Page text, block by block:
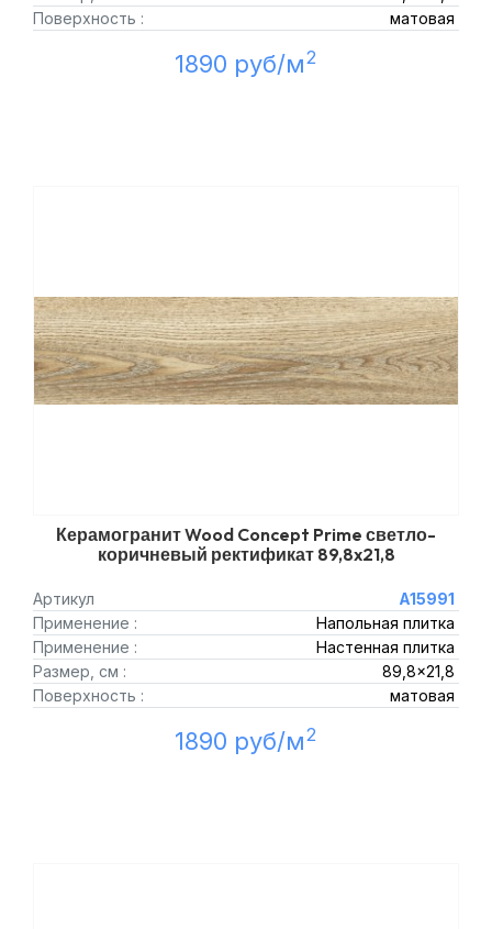
Поверхность :
матовая
1890 руб/м2
Керамогранит Wood Concept Prime светло-
коричневый ректификат 89,8x21,8
Артикул
A15991
Применение :
Напольная плитка
Применение :
Настенная плитка
Размер, см :
89,8x21,8
Поверхность :
матовая
1890 руб/м2